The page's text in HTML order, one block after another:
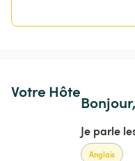
Votre Hôte
Je parle
Anglais